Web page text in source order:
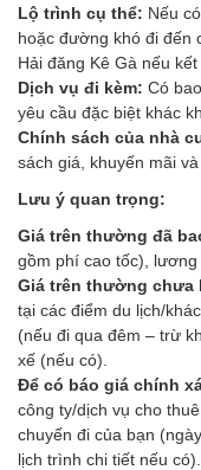
Lộ trình cụ thể: Nếu
hoặc đường khó đi đến
Hải đăng Kê Gà nếu
Dịch vụ đi kèm: Có
yêu cầu đặc biệt khác
Chính sách của nhà
sách giá, khuyến mãi
Lưu ý quan trọng:
Giá trên thường đã
gồm phí cao tốc), lương
Giá trên thường chưa
tại các điểm du lịch/
(nếu đi qua đêm – trừ
xế (nếu có).
Để có báo giá chính
công ty/dịch vụ cho
chuyến đi của bạn
lịch trình chi tiết nếu có).